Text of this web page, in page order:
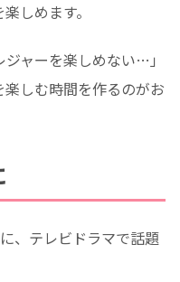
しめます。
ジャーを楽しめない…」
しむ時間を作るのがお
、テレビドラマで話題